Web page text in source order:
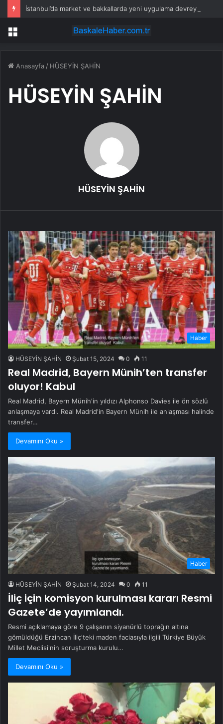
Menü
Anasayfa / HÜSEYİN ŞAHİN
HÜSEYİN ŞAHİN
HÜSEYİN ŞAHİN
Haber
HÜSEYİN ŞAHİN Şubat 15, 2024 0 11
Real Madrid, Bayern Münih’ten transfer
oluyor! Kabul
Real Madrid, Bayern Münih'in yıldızı Alphonso Davies ile ön sözlü
anlaşmaya vardı. Real Madrid'in Bayern Münih ile anlaşması halinde
transfer…
Devamını Oku »
Haber
HÜSEYİN ŞAHİN Şubat 14, 2024 0 11
İliç için komisyon kurulması kararı Resmi
Gazete’de yayımlandı.
Resmi açıklamaya göre 9 çalışanın siyanürlü toprağın altına
gömüldüğü Erzincan İliç'teki maden faciasıyla ilgili Türkiye Büyük
Millet Meclisi'nin soruşturma kurulu…
Devamını Oku »